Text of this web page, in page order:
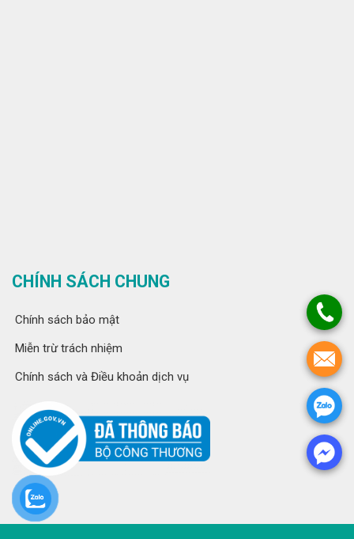
CHÍNH SÁCH CHUNG
Chính sách bảo mật
Miễn trừ trách nhiệm
Chính sách và Điều khoản dịch vụ